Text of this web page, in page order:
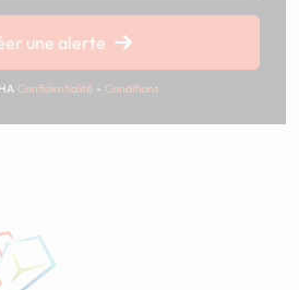
une alerte
Confidentialité - Conditions